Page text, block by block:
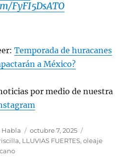
FyFI5DsATO
Temporada de huracanes
a México?
por medio de nuestra
Habla
P
u
octubre 7, 2025
a
, LLUVIAS FUERTES,oleaje